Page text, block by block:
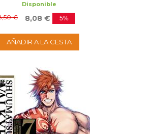
Disponible
€ 8,08 € 5%
AÑADIR A LA CESTA